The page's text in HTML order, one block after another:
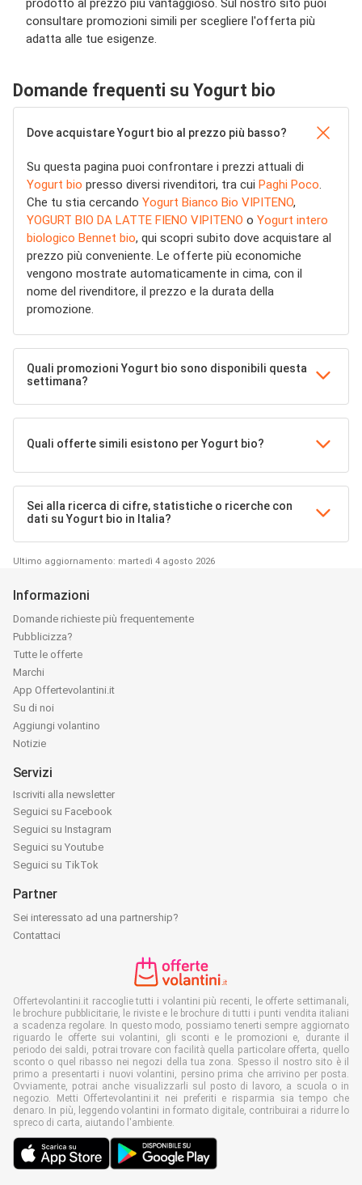
prodotto al prezzo più vantaggioso. Sul nostro sito puoi
consultare promozioni simili per scegliere l'offerta più
adatta alle tue esigenze.
Domande frequenti su Yogurt bio
Dove acquistare Yogurt bio al prezzo più basso?
Su questa pagina puoi confrontare i prezzi attuali di
Yogurt bio presso diversi rivenditori, tra cui Paghi Poco.
Che tu stia cercando Yogurt Bianco Bio VIPITENO,
YOGURT BIO DA LATTE FIENO VIPITENO o Yogurt intero
biologico Bennet bio, qui scopri subito dove acquistare al
prezzo più conveniente. Le offerte più economiche
vengono mostrate automaticamente in cima, con il
nome del rivenditore, il prezzo e la durata della
promozione.
Quali promozioni Yogurt bio sono disponibili questa
settimana?
Quali offerte simili esistono per Yogurt bio?
Sei alla ricerca di cifre, statistiche o ricerche con
dati su Yogurt bio in Italia?
Ultimo aggiornamento: martedì 4 agosto 2026
Informazioni
Domande richieste più frequentemente
Pubblicizza?
Tutte le offerte
Marchi
App Offertevolantini.it
Su di noi
Aggiungi volantino
Notizie
Servizi
Iscriviti alla newsletter
Seguici su Facebook
Seguici su Instagram
Seguici su Youtube
Seguici su TikTok
Partner
Sei interessato ad una partnership?
Contattaci
Offertevolantini.it raccoglie tutti i volantini più recenti, le offerte settimanali,
le brochure pubblicitarie, le riviste e le brochure di tutti i punti vendita italiani
a scadenza regolare. In questo modo, possiamo tenerti sempre aggiornato
riguardo le offerte sui volantini, gli sconti e le promozioni e, durante il
periodo dei saldi, potrai trovare con facilità quella particolare offerta, quello
sconto o quel ribasso nei negozi della tua zona. Spesso il nostro sito è il
primo a presentarti i nuovi volantini, persino prima che arrivino per posta.
Ovviamente, potrai anche visualizzarli sul posto di lavoro, a scuola o in
negozio. Metti Offertevolantini.it nei preferiti e risparmia sia tempo che
denaro. In più, leggendo volantini in formato digitale, contribuirai a ridurre lo
spreco di carta, aiutando l'ambiente.